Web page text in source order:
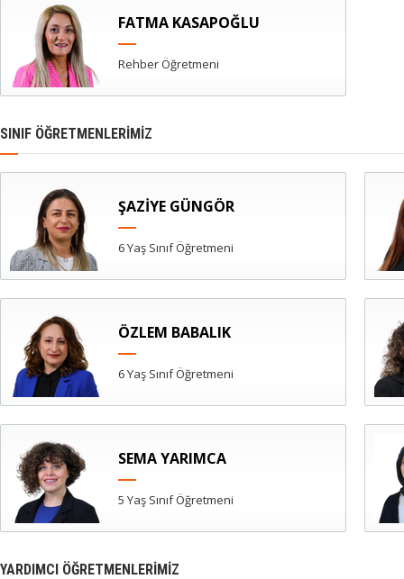
FATMA KASAPOĞLU
Rehber Öğretmeni
SINIF ÖĞRETMENLERIMIZ
ŞAZİYE GÜNGÖR
6 Yaş Sınıf Öğretmeni
ÖZLEM BABALIK
6 Yaş Sınıf Öğretmeni
SEMA YARIMCA
5 Yaş Sınıf Öğretmeni
YARDIMCI ÖĞRETMENLERİMİZ